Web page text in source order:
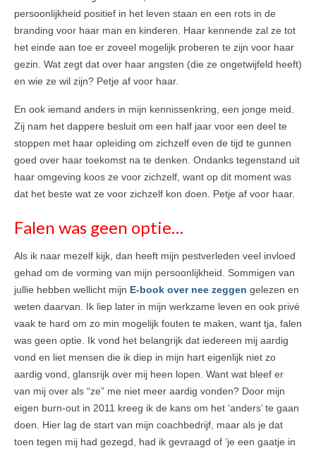
persoonlijkheid positief in het leven staan en een rots in de
branding voor haar man en kinderen. Haar kennende zal ze tot
het einde aan toe er zoveel mogelijk proberen te zijn voor haar
gezin. Wat zegt dat over haar angsten (die ze ongetwijfeld heeft)
en wie ze wil zijn? Petje af voor haar.
En ook iemand anders in mijn kennissenkring, een jonge meid.
Zij nam het dappere besluit om een half jaar voor een deel te
stoppen met haar opleiding om zichzelf even de tijd te gunnen
goed over haar toekomst na te denken. Ondanks tegenstand uit
haar omgeving koos ze voor zichzelf, want op dit moment was
dat het beste wat ze voor zichzelf kon doen. Petje af voor haar.
Falen was geen optie…
Als ik naar mezelf kijk, dan heeft mijn pestverleden veel invloed
gehad om de vorming van mijn persoonlijkheid. Sommigen van
jullie hebben wellicht mijn E-book over nee zeggen gelezen en
weten daarvan. Ik liep later in mijn werkzame leven en ook privé
vaak te hard om zo min mogelijk fouten te maken, want tja, falen
was geen optie. Ik vond het belangrijk dat iedereen mij aardig
vond en liet mensen die ik diep in mijn hart eigenlijk niet zo
aardig vond, glansrijk over mij heen lopen. Want wat bleef er
van mij over als “ze” me niet meer aardig vonden? Door mijn
eigen burn-out in 2011 kreeg ik de kans om het ‘anders’ te gaan
doen. Hier lag de start van mijn coachbedrijf, maar als je dat
toen tegen mij had gezegd, had ik gevraagd of ‘je een gaatje in